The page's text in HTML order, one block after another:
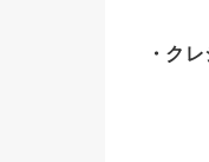
・ク